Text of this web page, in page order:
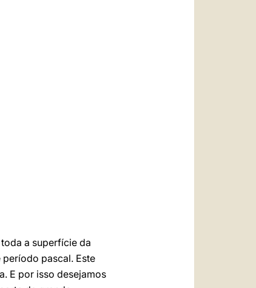
a superfície da
pascal. Este
E por isso desejamos